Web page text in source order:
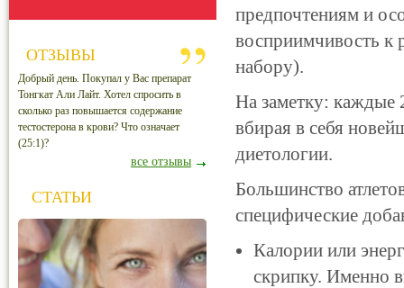
предпочтениям и
восприимчивость к
набору).
На заметку: каждые
вбирая в себя
диетологии.
Большинство
специфические
Калории или
скрипку. Именно
ОТЗЫВЫ
Добрый день. Покупал у Вас препарат
Тонгкат Али Лайт. Хотел спросить в
сколько раз повышается содержание
тестостерона в крови? Что означает
(25:1)?
все отзывы
СТАТЬИ